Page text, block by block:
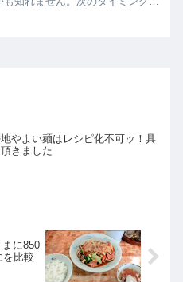
やよい麺はレシピ化不可ッ！具
きました
に850
を比較